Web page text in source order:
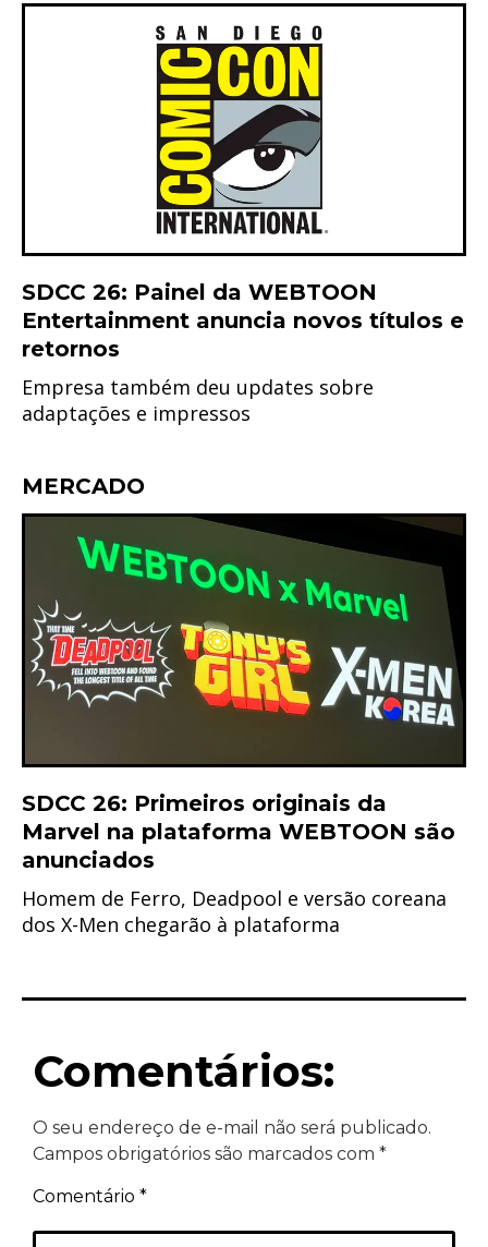
SDCC 26: Painel da WEBTOON
Entertainment anuncia novos títulos e
retornos
Empresa também deu updates sobre
adaptações e impressos
MERCADO
SDCC 26: Primeiros originais da
Marvel na plataforma WEBTOON são
anunciados
Homem de Ferro, Deadpool e versão coreana
dos X-Men chegarão à plataforma
Comentários:
O seu endereço de e-mail não será publicado.
Campos obrigatórios são marcados com *
Comentário *